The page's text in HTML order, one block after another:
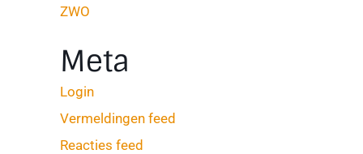
ZWO
Meta
Login
Vermeldingen feed
Reacties feed